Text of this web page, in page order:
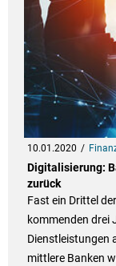
10.01.2020
Digitalisierung:
zurück
Fast ein Drittel
kommenden drei
Dienstleistungen
mittlere Banken